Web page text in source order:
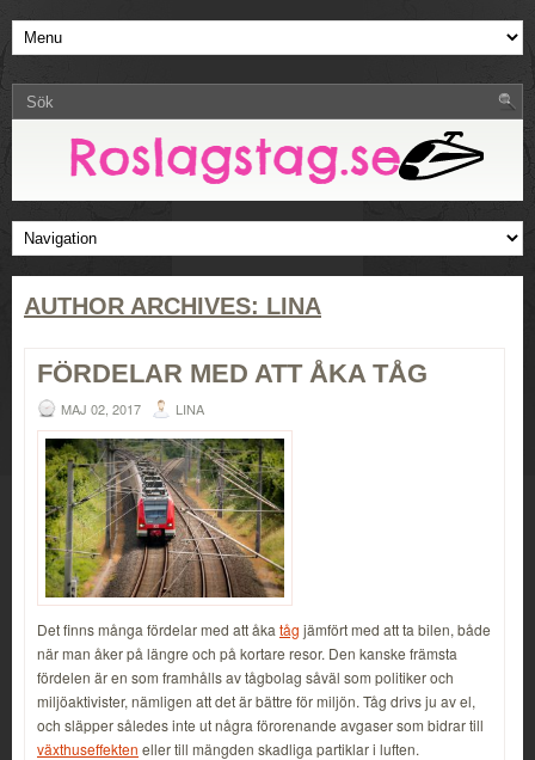
AUTHOR ARCHIVES: LINA
FÖRDELAR MED ATT ÅKA TÅG
MAJ 02, 2017 LINA
Det finns många fördelar med att åka tåg jämfört med att ta bilen, både
när man åker på längre och på kortare resor. Den kanske främsta
fördelen är en som framhålls av tågbolag såväl som politiker och
miljöaktivister, nämligen att det är bättre för miljön. Tåg drivs ju av el,
och släpper således inte ut några förorenande avgaser som bidrar till
växthuseffekten eller till mängden skadliga partiklar i luften.